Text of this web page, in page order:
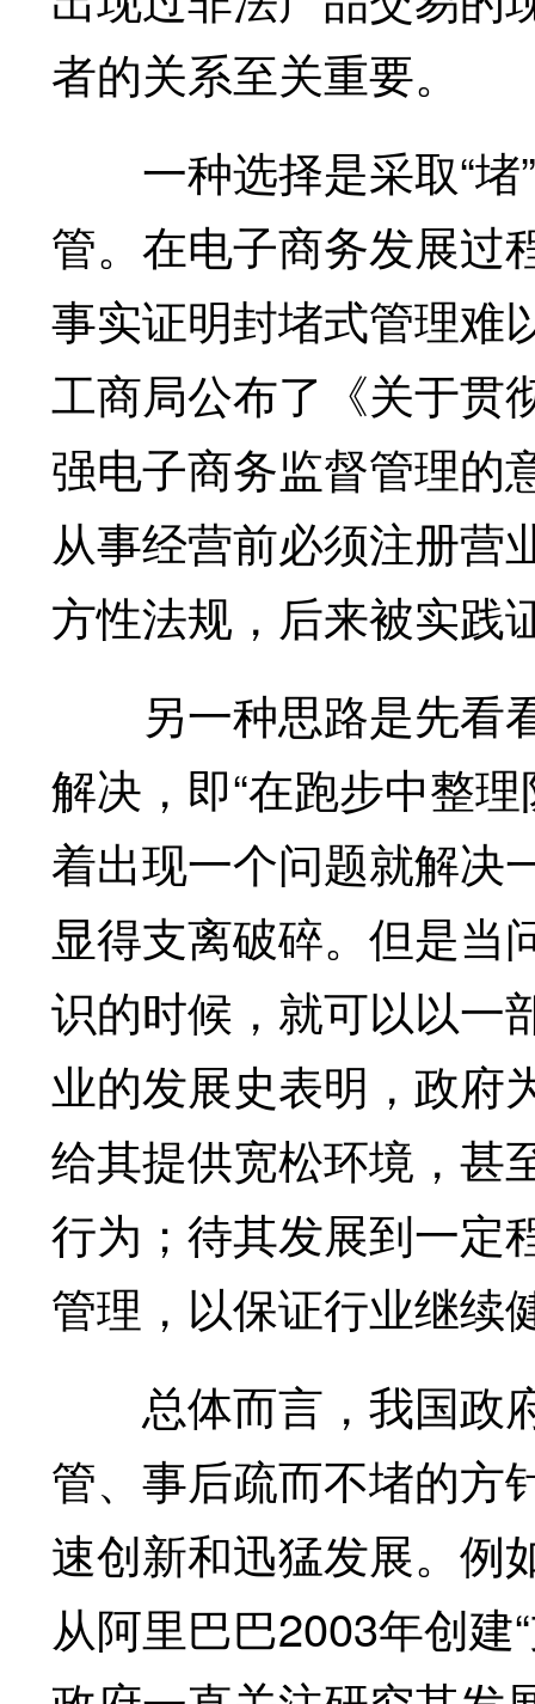
者的关系至关重要。
一种选择是采取“堵”
管。在电子商务发展过
事实证明封堵式管理难
工商局公布了《关于贯
强电子商务监督管理的
从事经营前必须注册营
方性法规，后来被实践
另一种思路是先看
解决，即“在跑步中整
着出现一个问题就解决
显得支离破碎。但是当
识的时候，就可以以一
业的发展史表明，政府
给其提供宽松环境，甚
行为；待其发展到一定
管理，以保证行业继续
总体而言，我国政
管、事后疏而不堵的方
速创新和迅猛发展。例
从阿里巴巴2003年创建